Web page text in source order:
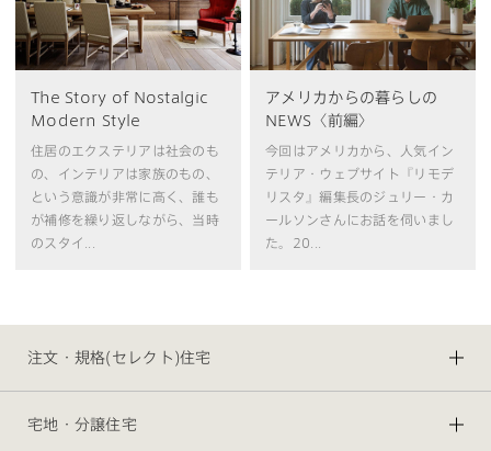
The Story of Nostalgic
Modern Style
住居のエクステリアは社会のも
の、インテリアは家族のもの、
という意識が非常に高く、誰も
が補修を繰り返しながら、当時
のスタイ...
アメリカからの暮らしの
NEWS〈前編〉
今回はアメリカから、人気イン
テリア・ウェブサイト『リモデ
リスタ』編集長のジュリー・カ
ールソンさんにお話を伺いまし
た。20...
注文・規格(セレクト)住宅
宅地・分譲住宅